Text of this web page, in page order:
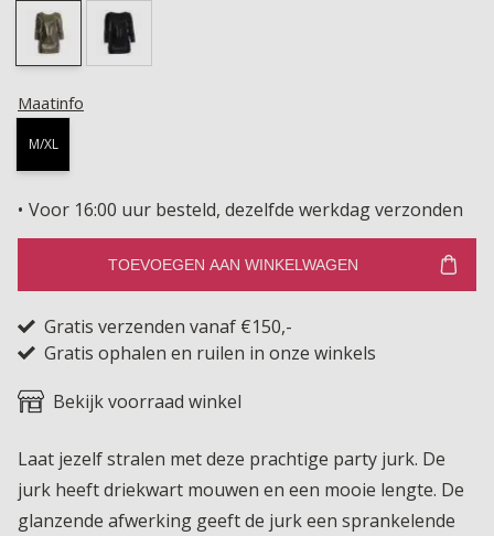
Maatinfo
M/XL
Voor 16:00 uur besteld, dezelfde werkdag verzonden
TOEVOEGEN AAN WINKELWAGEN
Gratis verzenden vanaf €150,-
Gratis ophalen en ruilen in onze winkels
Bekijk voorraad winkel
Laat jezelf stralen met deze prachtige party jurk. De
jurk heeft driekwart mouwen en een mooie lengte. De
glanzende afwerking geeft de jurk een sprankelende